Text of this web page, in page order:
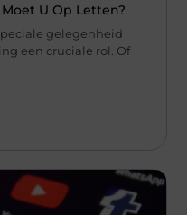
U Op Letten?
gelegenheid
een cruciale rol. Of